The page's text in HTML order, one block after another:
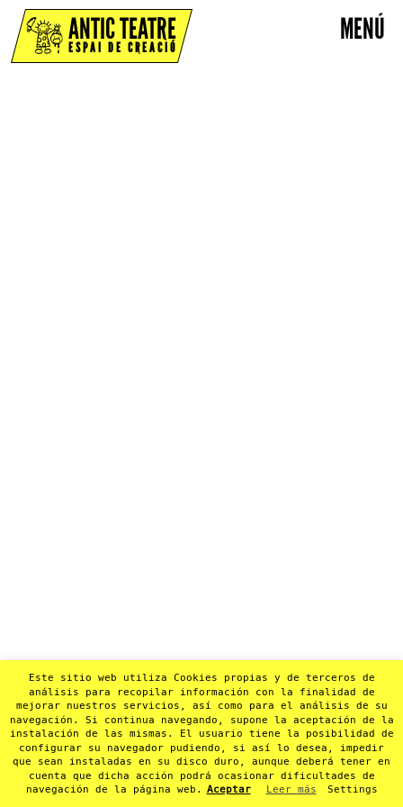
MENÚ
ANTIC TEATRE
ESPAI DE CREACIÓ
Este sitio web utiliza Cookies propias y de terceros de
análisis para recopilar información con la finalidad de
mejorar nuestros servicios, así como para el análisis de su
navegación. Si continua navegando, supone la aceptación de la
instalación de las mismas. El usuario tiene la posibilidad de
configurar su navegador pudiendo, si así lo desea, impedir
que sean instaladas en su disco duro, aunque deberá tener en
cuenta que dicha acción podrá ocasionar dificultades de
navegación de la página web.
Aceptar Leer más Settings